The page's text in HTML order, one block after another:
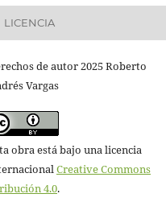
LICENCIA
de autor 2025 Roberto
Vargas
obra está bajo una licencia
Creative Commons
4.0.